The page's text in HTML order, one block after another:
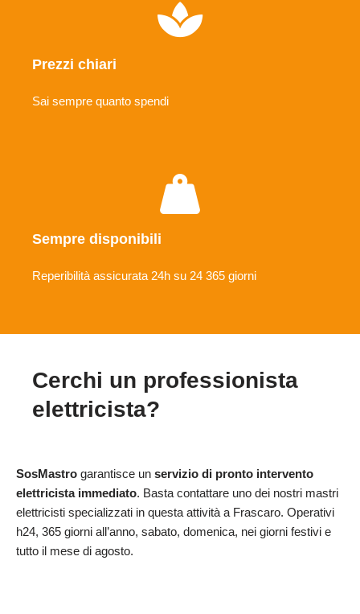
Prezzi chiari
Sai sempre quanto spendi
Sempre disponibili
Reperibilità assicurata 24h su 24 365 giorni
Cerchi un professionista
elettricista?
SosMastro garantisce un servizio di pronto intervento
elettricista immediato. Basta contattare uno dei nostri mastri
elettricisti specializzati in questa attività a Frascaro. Operativi
h24, 365 giorni all’anno, sabato, domenica, nei giorni festivi e
tutto il mese di agosto.